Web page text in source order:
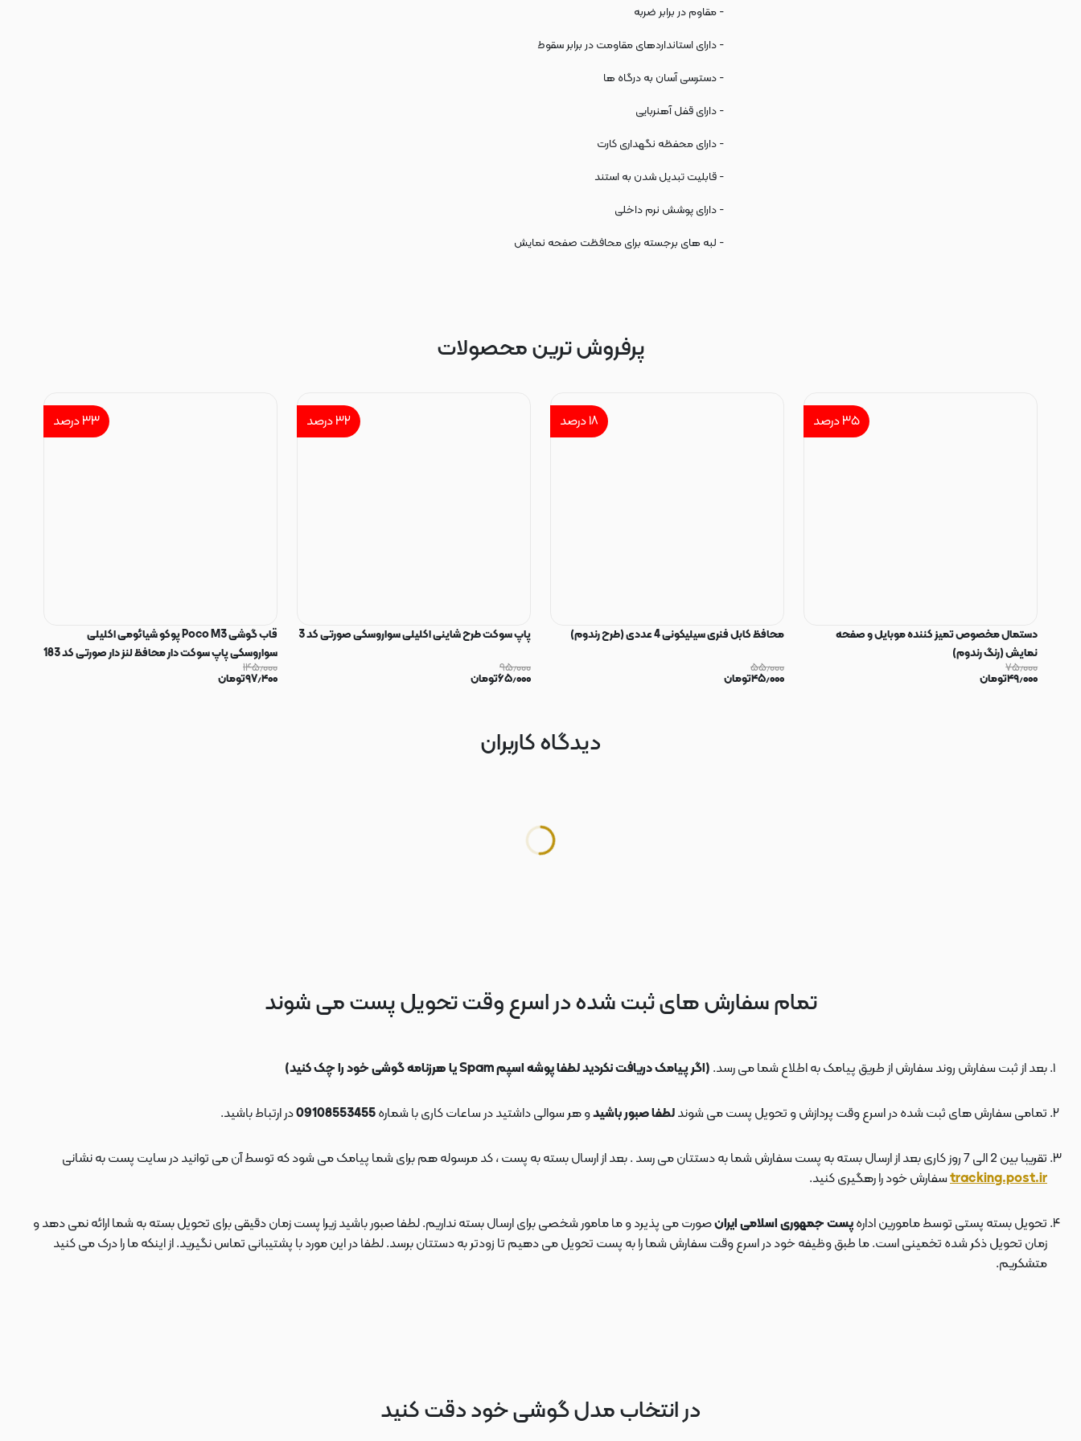
- مقاوم در برابر ضربه
- دارای استانداردهای مقاومت در برابر سقوط
- دسترسی آسان به درگاه ها
- دارای قفل آهنربایی
- دارای محفظه نگهداری کارت
- قابلیت تبدیل شدن به استند
- دارای پوشش نرم داخلی
- لبه های برجسته برای محافظت صفحه نمایش
پرفروش ترین محصولات
۳۵درصد
دستمال مخصوص تمیز کننده موبایل و صفحه
نمایش (رنگ رندوم)
۷۵٫۰۰۰
۴۹٫۰۰۰تومان
۱۸درصد
محافظ کابل فنری سیلیکونی 4 عددی (طرح رندوم)
۵۵٫۰۰۰
۴۵٫۰۰۰تومان
۳۲درصد
پاپ سوکت طرح شاینی اکلیلی سواروسکی صورتی کد 3
۹۵٫۰۰۰
۶۵٫۰۰۰تومان
۳۳درصد
قاب گوشی Poco M3 پوکو شیائومی اکلیلی
سواروسکی پاپ سوکت دار محافظ لنز دار صورتی کد 183
۱۴۵٫۰۰۰
۹۷٫۴۰۰تومان
دیدگاه کاربران
تمام سفارش های ثبت شده در اسرع وقت تحویل پست می شوند
بعد از ثبت سفارش روند سفارش از طریق پیامک به اطلاع شما می رسد. (اگر پیامک دریافت نکردید لطفا پوشه اسپم Spam یا هرزنامه گوشی خود را چک کنید)
تمامی سفارش های ثبت شده در اسرع وقت پردازش و تحویل پست می شوندلطفا صبور باشیدو هر سوالی داشتید در ساعات کاری با شماره در ارتباط باشید.
تقریبا بین 2 الی 7 روز کاری بعد از ارسال بسته به پست سفارش شما به دستتان می رسد . بعد از ارسال بسته به پست ، کد مرسوله هم برای شما پیامک می شود که توسط آن می توانید در سایت پست به نشانی
tracking.post.irسفارش خود را رهگیری کنید.
تحویل بسته پستی توسط مامورین ادارهپست جمهوری اسلامی ایرانصورت می پذیرد و ما مامور شخصی برای ارسال بسته نداریم. لطفا صبور باشید زیرا پست زمان دقیقی برای تحویل بسته به شما ارائه نمی دهد و
زمان تحویل ذکر شده تخمینی است. ما طبق وظیفه خود در اسرع وقت سفارش شما را به پست تحویل می دهیم تا زودتر به دستتان برسد. لطفا در این مورد با پشتیبانی تماس نگیرید. از اینکه ما را درک می کنید
متشکریم.
در انتخاب مدل گوشی خود دقت کنید